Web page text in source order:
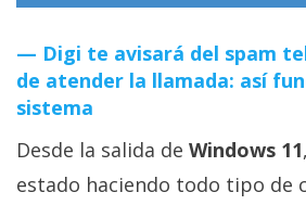
Sistemas
operativos
Profesional
Digi te avisará del spam
de atender la llamada: así
sistema
Desde la salida de Windows 11
estado haciendo todo tipo de